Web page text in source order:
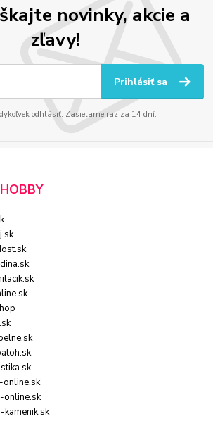
novinky, akcie a
zľavy!
Prihlásiť sa
odhlásiť. Zasielame raz za 14 dní.